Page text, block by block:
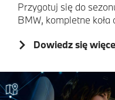
Przygotuj się do
BMW, kompletne koła
Dowiedz się